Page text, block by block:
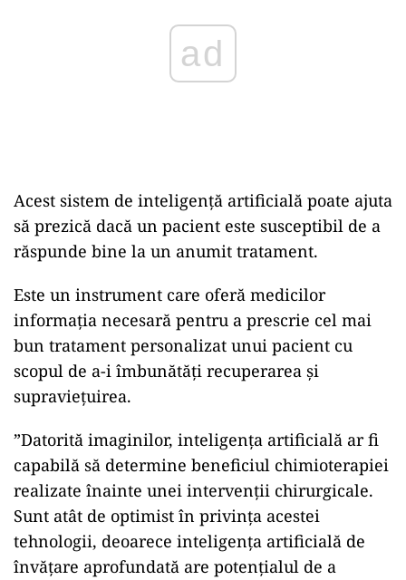
Acest sistem de inteligență artificială poate ajuta
să prezică dacă un pacient este susceptibil de a
răspunde bine la un anumit tratament.
Este un instrument care oferă medicilor
informația necesară pentru a prescrie cel mai
bun tratament personalizat unui pacient cu
scopul de a-i îmbunătăți recuperarea și
supraviețuirea.
”Datorită imaginilor, inteligența artificială ar fi
capabilă să determine beneficiul chimioterapiei
realizate înainte unei intervenții chirurgicale.
Sunt atât de optimist în privința acestei
tehnologii, deoarece inteligența artificială de
învățare aprofundată are potențialul de a